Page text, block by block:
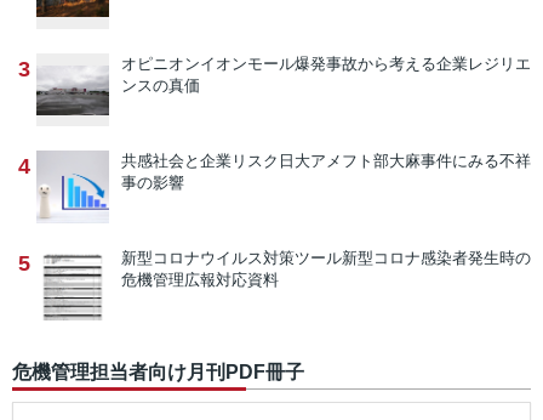
3 オピニオンイオンモール爆発事故から考える企業レジリエ
ンスの真価
4 共感社会と企業リスク 日大アメフト部大麻事件にみる不祥
事の影響
5 新型コロナウイルス対策ツール新型コロナ感染者発生時の
危機管理広報対応資料
危機管理担当者向け月刊PDF冊子